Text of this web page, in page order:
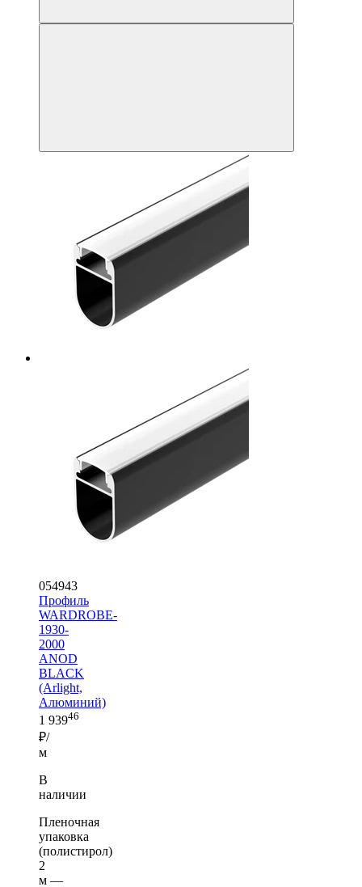
054943
Профиль
WARDROBE-
1930-
2000
ANOD
BLACK
(Arlight,
Алюминий)
1 93946
₽/
м
В
наличии
Пленочная
упаковка
(полистирол)
2
м —